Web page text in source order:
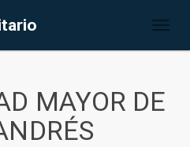
MAYOR DE